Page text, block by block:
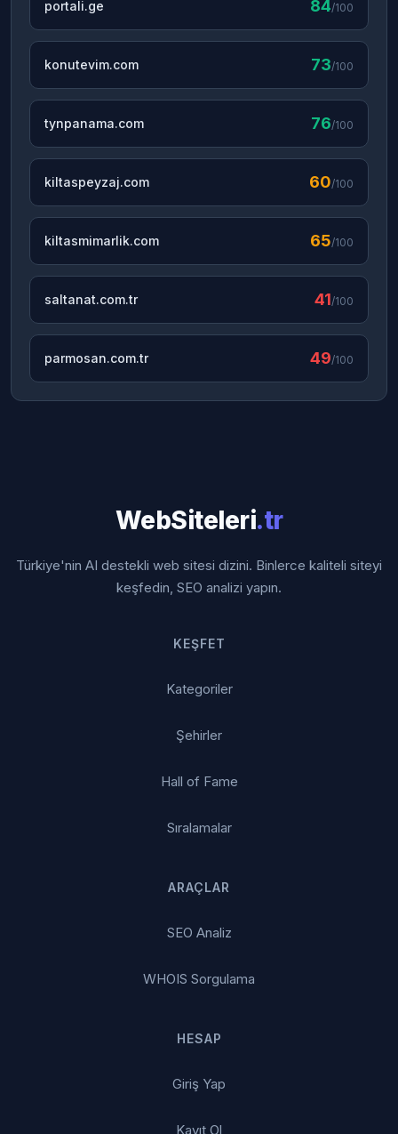
portali.ge 84/100
konutevim.com 73/100
tynpanama.com 76/100
kiltaspeyzaj.com 60/100
kiltasmimarlik.com 65/100
saltanat.com.tr 41/100
parmosan.com.tr 49/100
WebSiteleri.tr
Türkiye'nin AI destekli web sitesi dizini. Binlerce kaliteli siteyi
keşfedin, SEO analizi yapın.
KEŞFET
Kategoriler
Şehirler
Hall of Fame
Sıralamalar
ARAÇLAR
SEO Analiz
WHOIS Sorgulama
HESAP
Giriş Yap
Kayıt Ol